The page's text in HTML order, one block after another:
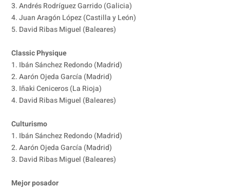
3. Andrés Rodríguez Garrido (Galicia)
4. Juan Aragón López (Castilla y León)
5. David Ribas Miguel (Baleares)
Classic Physique
1. Ibán Sánchez Redondo (Madrid)
2. Aarón Ojeda García (Madrid)
3. Iñaki Ceniceros (La Rioja)
4. David Ribas Miguel (Baleares)
Culturismo
1. Ibán Sánchez Redondo (Madrid)
2. Aarón Ojeda García (Madrid)
3. David Ribas Miguel (Baleares)
Mejor posador